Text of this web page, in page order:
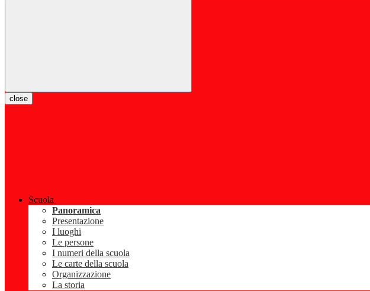
close
Scuola
Panoramica
Presentazione
I luoghi
Le persone
I numeri della scuola
Le carte della scuola
Organizzazione
La storia